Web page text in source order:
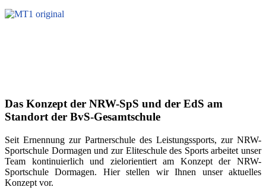
Das Konzept der NRW-SpS und der EdS am
Standort der BvS-Gesamtschule
Seit Ernennung zur Partnerschule des Leistungssports, zur NRW-
Sportschule Dormagen und zur Eliteschule des Sports arbeitet unser
Team kontinuierlich und zielorientiert am Konzept der NRW-
Sportschule Dormagen. Hier stellen wir Ihnen unser aktuelles
Konzept vor.